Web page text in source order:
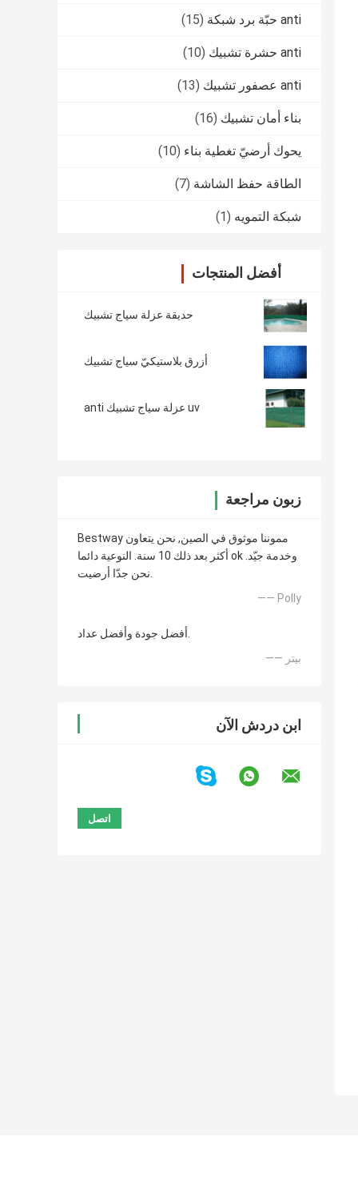
anti حبّة برد شبكة (15)
anti حشرة تشبيك (10)
anti عصفور تشبيك (13)
بناء أمان تشبيك (16)
يحوك أرضيّ تغطية بناء (10)
الطاقة حفظ الشاشة (7)
شبكة التمويه (1)
أفضل المنتجات
حديقة عزلة سياج تشبيك
أزرق بلاستيكيّ سياج تشبيك
uv عزلة سياج تشبيك anti
زبون مراجعة
Bestway مموننا موثوق في الصين, نحن يتعاون
أكثر بعد ذلك 10 سنة. النوعية دائما ok وخدمة جيّد.
نحن جدّا أرضيت.
—— Polly
أفضل جودة وأفضل عداد.
—— بيتر
ابن دردش الآن